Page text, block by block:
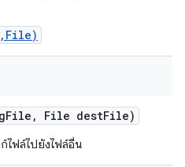
File , File destFile)
ไฟล์ไปยังไฟล์อื่น